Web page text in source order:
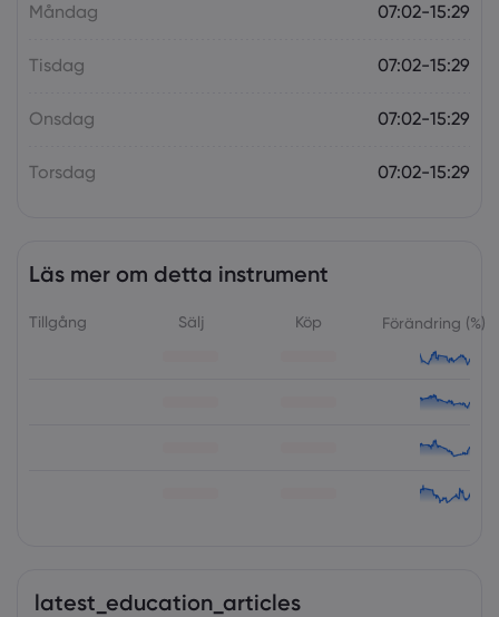
Måndag 07:02-15:29
Tisdag 07:02-15:29
Onsdag 07:02-15:29
Torsdag 07:02-15:29
Läs mer om detta instrument
Tillgång Sälj Köp Förändring (%)
latest_education_articles